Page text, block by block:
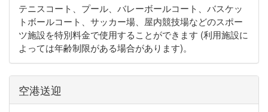
テニスコート、プール、バレーボールコート、バスケッ
トボールコート、サッカー場、屋内競技場などのスポー
ツ施設を特別料金で使用することができます (利用施設に
よっては年齢制限がある場合があります)。
空港送迎